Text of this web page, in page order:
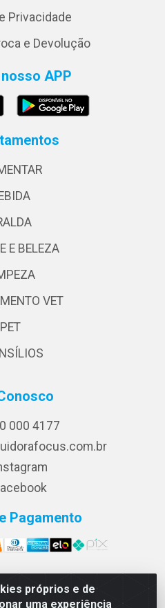
próprios e de
uma experiência
Privacidade
e Devolução
APP
E BELEZA
VET
PET
000 4177
Pagamento
Rua Republica Eslovaca, 1121